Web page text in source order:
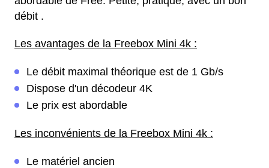
débit .
Les avantages de la Freebox Mini 4k :
Le débit maximal théorique est de 1 Gb/s
Dispose d'un décodeur 4K
Le prix est abordable
Les inconvénients de la Freebox Mini 4k :
Le matériel ancien